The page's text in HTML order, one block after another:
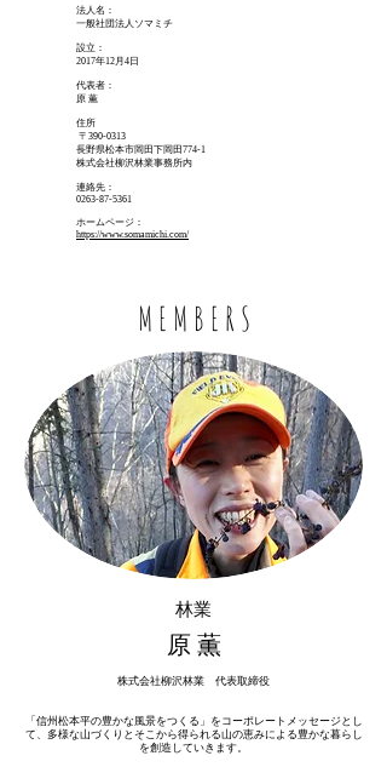
法人名：
一般社団法人ソマミチ
設立：
2017年12月4日
代表者：
原 薫
住所
〒390-0313
長野県松本市岡田下岡田774-1
株式会社柳沢林業事務所内
連絡先：
0263-87-5361
ホームページ：
https://www.somamichi.com/
M E M B E R S
林業
原 薫
株式会社柳沢林業 代表取締役
「信州松本平の豊かな風景をつくる」をコーポレートメッセージとし
て、多様な山づくりとそこから得られる山の恵みによる豊かな暮らし
を創造していきます。